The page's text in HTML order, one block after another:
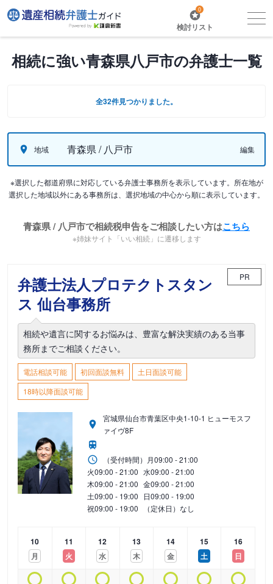
0
検討リスト
相続に強い青森県八戸市の弁護士一覧
全32件見つかりました。
地域 青森県 / 八戸市 編集
※選択した都道府県に対応している弁護士事務所を表示しています。所在地が
選択した地域以外にある事務所は、選択地域の中心から順に表示しています。
青森県 / 八戸市で相続税申告をご相談したい方はこちら
※姉妹サイト「いい相続」に遷移します
弁護士法人プロテクトスタン
ス 仙台事務所
PR
相続や遺言に関するお悩みは、豊富な解決実績のある当事
務所までご相談ください。
電話相談可能 初回面談無料
土日面談可能
18時以降面談可能
宮城県仙台市青葉区中央1-10-1 ヒューモスフ
ァイヴ8F
（受付時間） 月09:00 - 21:00
火09:00 - 21:00 水09:00 - 21:00
木09:00 - 21:00 金09:00 - 21:00
土09:00 - 19:00 日09:00 - 19:00
祝09:00 - 19:00 （定休日）なし
10
月
11
火
12
水
13
木
14
金
15
土
16
日